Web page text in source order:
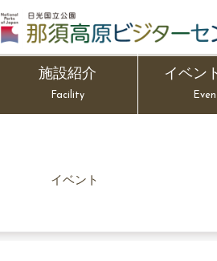
施設紹介
Facility
イベン
イベント